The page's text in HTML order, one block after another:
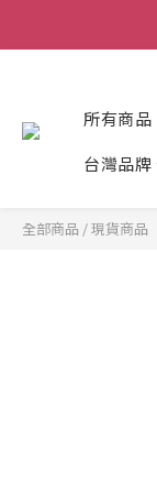
所有商品
台灣品牌
全部商品 /現貨商品